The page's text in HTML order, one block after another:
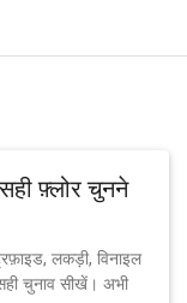
फ़्लोर चुनने
लकड़ी, विनाइल
चुनाव सीखें। अभी